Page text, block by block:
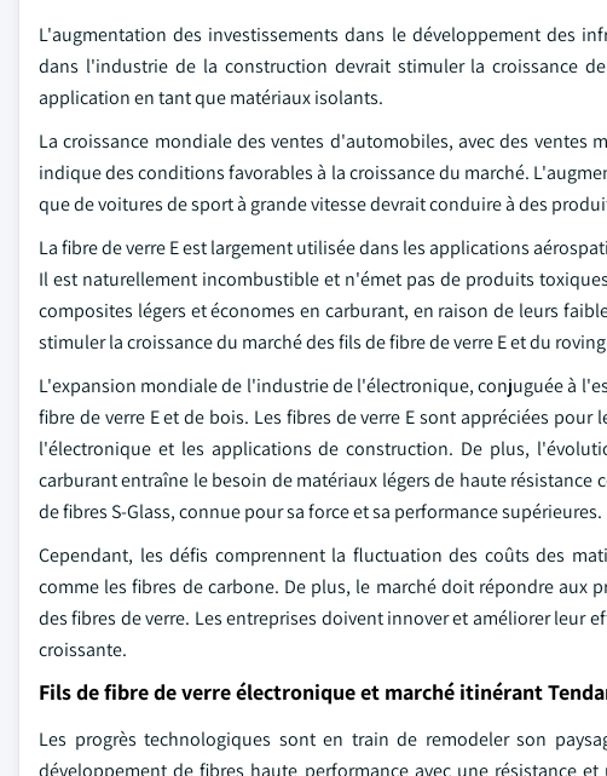
L'augmentation des investissements dans le développement des
dans l'industrie de la construction devrait stimuler la croissance
application en tant que matériaux isolants.
La croissance mondiale des ventes d'automobiles, avec des
indique des conditions favorables à la croissance du marché.
que de voitures de sport à grande vitesse devrait conduire à des
La fibre de verre E est largement utilisée dans les applications
Il est naturellement incombustible et n'émet pas de produits
composites légers et économes en carburant, en raison de leurs
stimuler la croissance du marché des fils de fibre de verre E et du
L'expansion mondiale de l'industrie de l'électronique, conjuguée à
fibre de verre E et de bois. Les fibres de verre E sont appréciées
l'électronique et les applications de construction. De plus,
carburant entraîne le besoin de matériaux légers de haute résistance
de fibres S-Glass, connue pour sa force et sa performance supérieures.
Cependant, les défis comprennent la fluctuation des coûts des
comme les fibres de carbone. De plus, le marché doit répondre
des fibres de verre. Les entreprises doivent innover et améliorer leur
croissante.
Fils de fibre de verre électronique et marché itinérant
Les progrès technologiques sont en train de remodeler son
développement de fibres haute performance avec une résistance